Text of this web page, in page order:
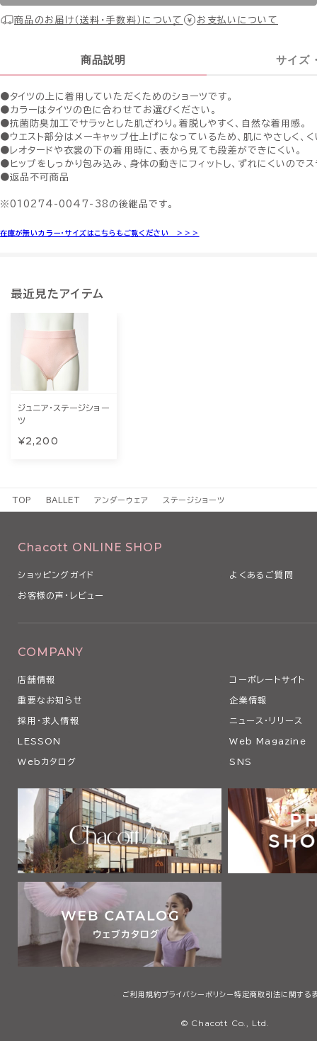
商品のお届け（送料・手数料）について お支払いについて
商品説明 サイズ
●タイツの上に着用していただくためのショーツです。
●カラーはタイツの色に合わせてお選びください。
●抗菌防臭加工でサラッとした肌ざわり。着脱しやすく、自然な着用感。
●ウエスト部分はメーキャップ仕上げになっているため、肌にやさしく、
●レオタードや衣裳の下の着用時に、表から見ても段差ができにくい。
●ヒップをしっかり包み込み、身体の動きにフィットし、ずれにくいので
●返品不可商品
※010274-0047-38の後継品です。
在庫が無いカラー・サイズはこちらもご覧ください ＞＞＞
最近見たアイテム
ジュニア・ステージショー
ツ
¥2,200
TOP BALLET アンダーウェア ステージショーツ
Chacott ONLINE SHOP
ショッピングガイド よくあるご質問
お客様の声・レビュー
COMPANY
店舗情報 コーポレートサイト
重要なお知らせ 企業情報
採用・求人情報 ニュース・リリース
LESSON Web Magazine
Webカタログ SNS
ご利用規約プライバシーポリシー 特定商取引法に関する
© Chacott Co., Ltd.